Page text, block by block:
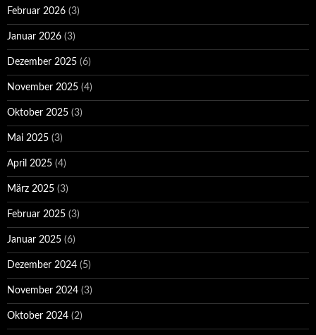
Februar 2026 (3)
Januar 2026 (3)
Dezember 2025 (6)
November 2025 (4)
Oktober 2025 (3)
Mai 2025 (3)
April 2025 (4)
März 2025 (3)
Februar 2025 (3)
Januar 2025 (6)
Dezember 2024 (5)
November 2024 (3)
Oktober 2024 (2)